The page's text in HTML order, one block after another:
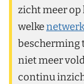
zicht meer op
welke
bescherming
niet meer
continu